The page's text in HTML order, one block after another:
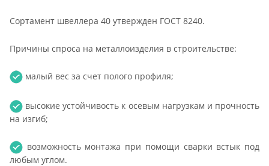
Сортамент швеллера 40 утвержден ГОСТ 8240.
Причины спроса на металлоизделия в строительстве:
малый вес за счет полого профиля;
высокие устойчивость к осевым нагрузкам и прочность
на изгиб;
возможность монтажа при помощи сварки встык под
любым углом.